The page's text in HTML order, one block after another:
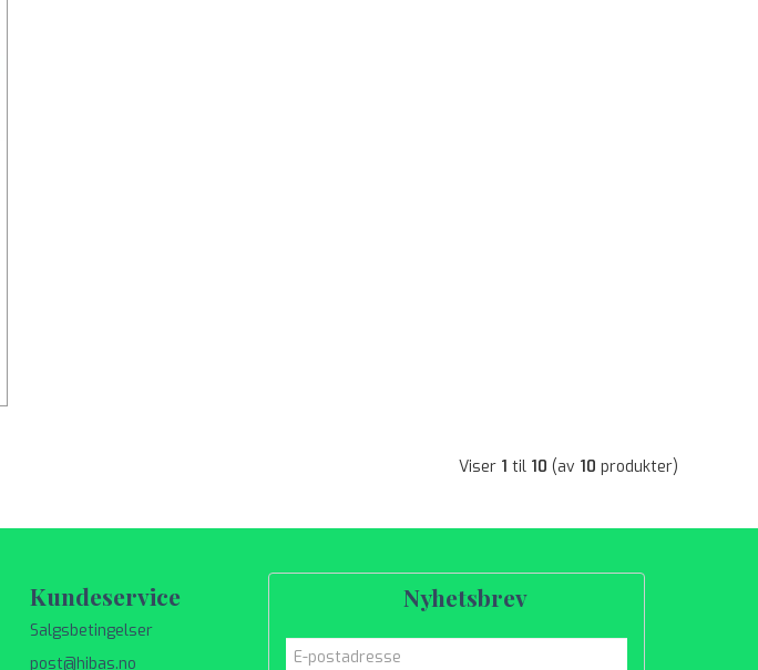
Viser 1 til 10 (av 10 produkter)
Kundeservice
Salgsbetingelser
post@hibas.no
Nyhetsbrev